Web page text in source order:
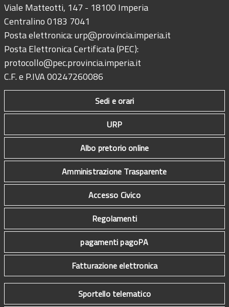
Viale Matteotti, 147 - 18100 Imperia
Centralino 0183 7041
Posta elettronica:urp@provincia.imperia.it
Posta Elettronica Certificata (PEC):
protocollo@pec.provincia.imperia.it
C.F. e P.IVA 00247260086
Sedi e orari
URP
Albo pretorio online
Amministrazione Trasparente
Accesso Civico
Regolamenti
pagamenti pagoPA
Fatturazione elettronica
Sportello telematico